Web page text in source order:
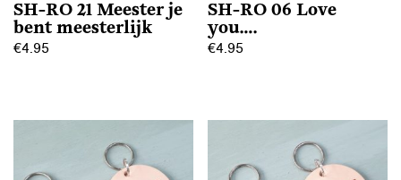
SH-RO 21 Meester je
bent meesterlijk
€4.95
SH-RO 06 Love
you….
€4.95